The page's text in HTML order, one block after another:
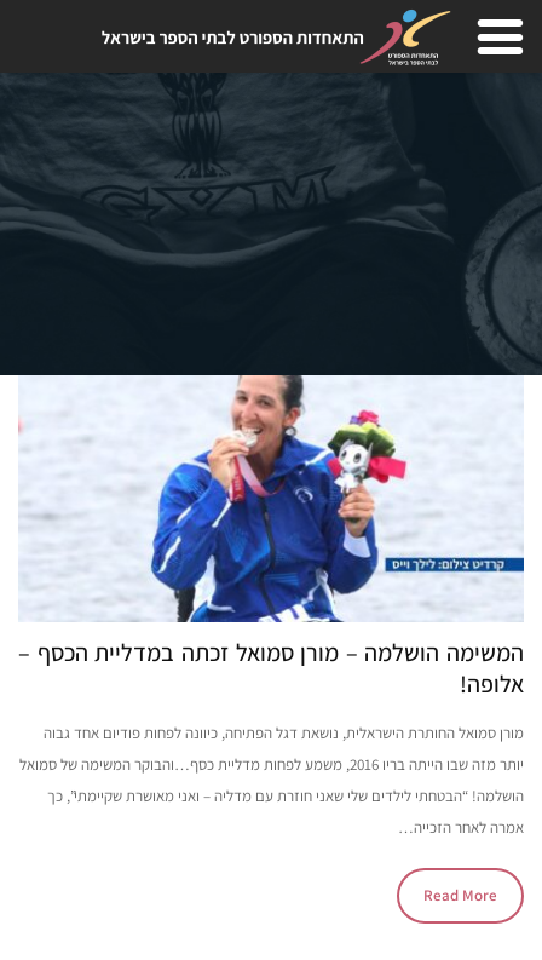
המשימה הושלמה – מורן סמואל זכתה במדליית הכסף –
אלופה!
מורן סמואל החותרת הישראלית, נושאת דגל הפתיחה, כיוונה לפחות פודיום אחד גבוה
יותר מזה שבו הייתה בריו 2016, משמע לפחות מדליית כסף…והבוקר המשימה של סמואל
הושלמה! “הבטחתי לילדים שלי שאני חוזרת עם מדליה – ואני מאושרת שקיימתי”, כך
אמרה לאחר הזכייה…
Read More